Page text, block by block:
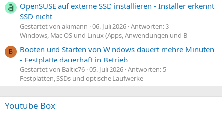
OpenSUSE auf externe SSD installieren - Installer erkennt
SSD nicht
Gestartet von akimann 06. Juli 2026 Antworten: 3
Windows, Mac OS und Linux (Apps, Anwendungen und B
B
Booten und Starten von Windows dauert mehre Minuten
- Festplatte dauerhaft in Betrieb
Gestartet von Baltic76 05. Juli 2026 Antworten: 5
Festplatten, SSDs und optische Laufwerke
Youtube Box